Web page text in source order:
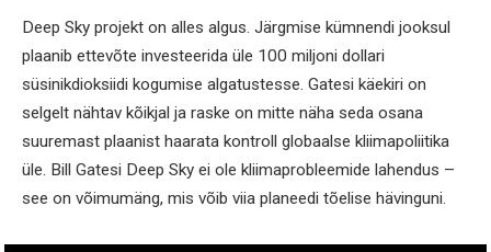
Deep Sky projekt on alles algus. Järgmise kümnendi jooksul
plaanib ettevõte investeerida üle 100 miljoni dollari
süsinikdioksiidi kogumise algatustesse. Gatesi käekiri on
selgelt nähtav kõikjal ja raske on mitte näha seda osana
suuremast plaanist haarata kontroll globaalse kliimapoliitika
üle. Bill Gatesi Deep Sky ei ole kliimaprobleemide lahendus –
see on võimumäng, mis võib viia planeedi tõelise hävinguni.